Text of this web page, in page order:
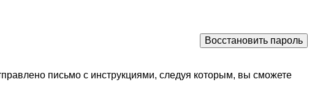
письмо с инструкциями, следуя которым, вы сможете